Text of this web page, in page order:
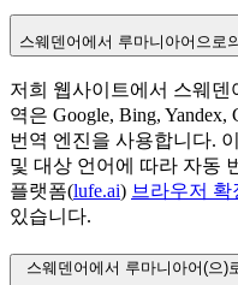
스웨덴어에서 루마니아어으로
저희 웹사이트에서 스웨
역은 Google, Bing, Yandex,
번역 엔진을 사용합니다.
및 대상 언어에 따라 자동
플랫폼(lufe.ai) 브라우저 확
있습니다.
스웨덴어에서 루마니아어(으)